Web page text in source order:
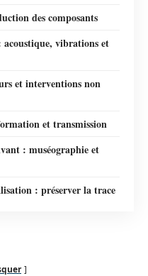
des composants
acoustique, vibrations et
et interventions non
et transmission
: muséographie et
: préserver la trace